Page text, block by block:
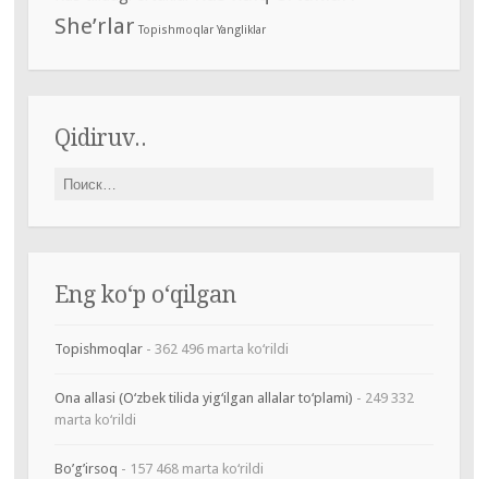
She’rlar Topishmoqlar Yangliklar
Qidiruv..
Найти:
Eng ko‘p o‘qilgan
Topishmoqlar- 362 496 marta ko‘rildi
Ona allasi (O‘zbek tilida yig‘ilgan allalar to‘plami) - 249 332
marta ko‘rildi
Bo’g’irsoq - 157 468 marta ko‘rildi